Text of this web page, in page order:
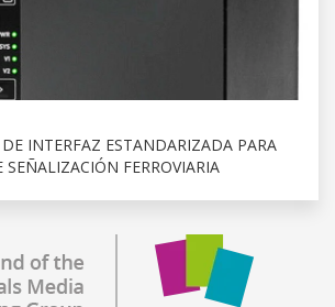
INTERFAZ ESTANDARIZADA PARA
FERROVIARIA